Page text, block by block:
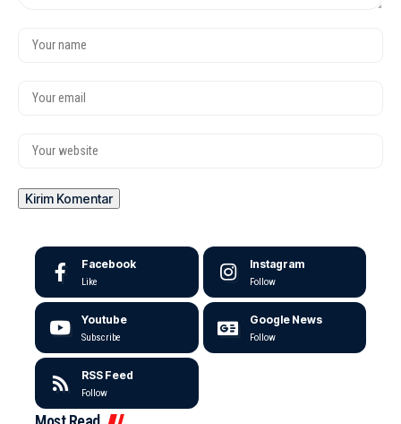
Facebook
Like
Instagram
Follow
Youtube
Subscribe
Google News
Follow
RSS Feed
Follow